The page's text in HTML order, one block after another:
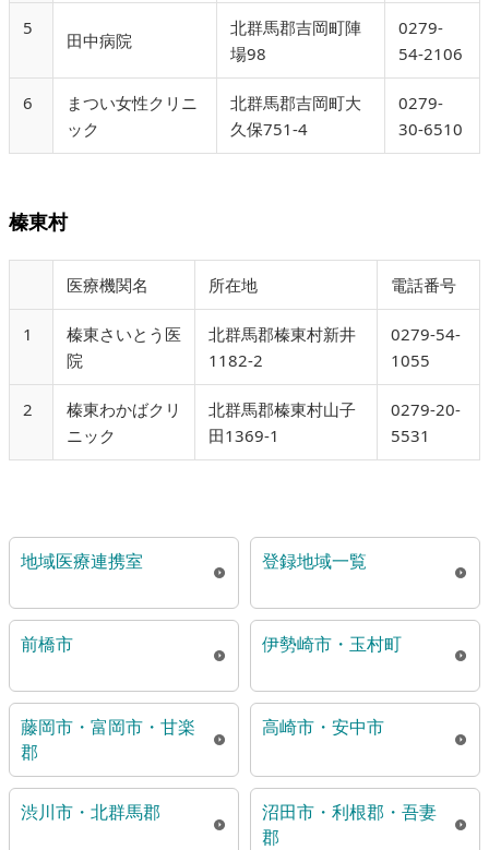
5
田中病院
北群馬郡吉岡町陣
場98
0279-
54-2106
6
まつい女性クリニ
ック
北群馬郡吉岡町大
久保751-4
0279-
30-6510
榛東村
医療機関名 所在地 電話番号
1
榛東さいとう医
院
北群馬郡榛東村新井
1182-2
0279-54-
1055
2
榛東わかばクリ
ニック
北群馬郡榛東村山子
田1369-1
0279-20-
5531
地域医療連携室 登録地域一覧
前橋市 伊勢崎市・玉村町
藤岡市・富岡市・甘楽
郡
高崎市・安中市
渋川市・北群馬郡
沼田市・利根郡・吾妻
郡